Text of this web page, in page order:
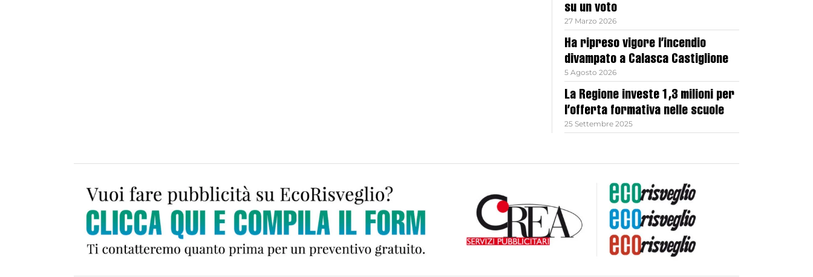
su un voto
27 Marzo 2026
Ha ripreso vigore l’incendio
divampato a Calasca Castiglione
5 Agosto 2026
La Regione investe 1,3 milioni per
l’offerta formativa nelle scuole
25 Settembre 2025